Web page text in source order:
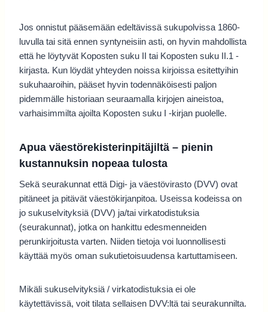
Jos onnistut pääsemään edeltävissä sukupolvissa 1860-
luvulla tai sitä ennen syntyneisiin asti, on hyvin mahdollista
että he löytyvät Koposten suku II tai Koposten suku II.1 -
kirjasta. Kun löydät yhteyden noissa kirjoissa esitettyihin
sukuhaaroihin, pääset hyvin todennäköisesti paljon
pidemmälle historiaan seuraamalla kirjojen aineistoa,
varhaisimmilta ajoilta Koposten suku I -kirjan puolelle.
Apua väestörekisterinpitäjiltä – pienin
kustannuksin nopeaa tulosta
Sekä seurakunnat että Digi- ja väestövirasto (DVV) ovat
pitäneet ja pitävät väestökirjanpitoa. Useissa kodeissa on
jo sukuselvityksiä (DVV) ja/tai virkatodistuksia
(seurakunnat), jotka on hankittu edesmenneiden
perunkirjoitusta varten. Niiden tietoja voi luonnollisesti
käyttää myös oman sukutietoisuudensa kartuttamiseen.
Mikäli sukuselvityksiä / virkatodistuksia ei ole
käytettävissä, voit tilata sellaisen DVV:ltä tai seurakunnilta.